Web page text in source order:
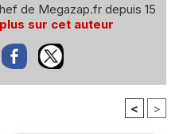
de Megazap.fr depuis 15
sur cet auteur
< >